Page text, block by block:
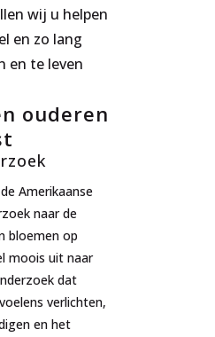
wij u helpen
en zo lang
en te leven
ouderen
Amerikaanse
naar de
bloemen op
moois uit naar
dat
verlichten,
en het